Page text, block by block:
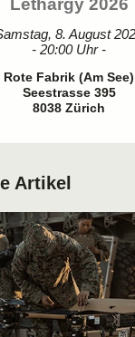
Lethargy 2026
8. August
- 20:00 Uhr -
Rote Fabrik (Am See)
Seestrasse 395
8038 Zürich
Artikel